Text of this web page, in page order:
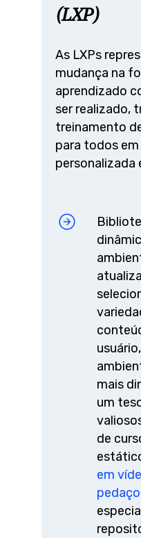
(LXP)
As LXPs
mudança na
aprendizado
ser realizado,
treinamento
para todos
personalizada
mais
um
de
em